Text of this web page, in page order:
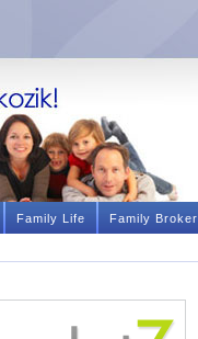
Family Life Family Broker